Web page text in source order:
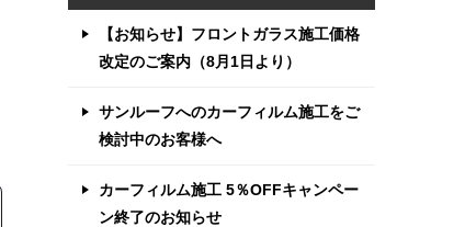
【お知らせ】フロントガラス施工価格
改定のご案内（8月1日より）
サンルーフへのカーフィルム施工をご
検討中のお客様へ
カーフィルム施工 5％OFFキャンペー
ン終了のお知らせ